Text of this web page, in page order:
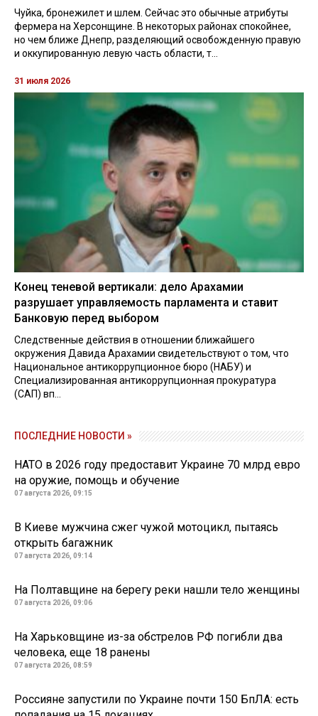
Чуйка, бронежилет и шлем. Сейчас это обычные атрибуты
фермера на Херсонщине. В некоторых районах спокойнее,
но чем ближе Днепр, разделяющий освобожденную правую
и оккупированную левую часть области, т...
31 июля 2026
Конец теневой вертикали: дело Арахамии
разрушает управляемость парламента и ставит
Банковую перед выбором
Следственные действия в отношении ближайшего
окружения Давида Арахамии свидетельствуют о том, что
Национальное антикоррупционное бюро (НАБУ) и
Специализированная антикоррупционная прокуратура
(САП) вп...
ПОСЛЕДНИЕ НОВОСТИ »
НАТО в 2026 году предоставит Украине 70 млрд евро
на оружие, помощь и обучение
07 августа 2026, 09:15
В Киеве мужчина сжег чужой мотоцикл, пытаясь
открыть багажник
07 августа 2026, 09:14
На Полтавщине на берегу реки нашли тело женщины
07 августа 2026, 09:06
На Харьковщине из-за обстрелов РФ погибли два
человека, еще 18 ранены
07 августа 2026, 08:59
Россияне запустили по Украине почти 150 БпЛА: есть